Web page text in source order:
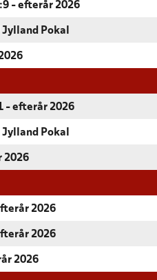
- efterår 2026
Pokal
- efterår 2026
Pokal
2026
2026
2026
2026